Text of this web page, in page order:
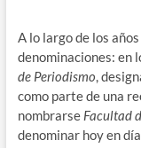
A lo largo de los
denominaciones: en
de Periodismo,
como parte de una
nombrarse Facultad
denominar hoy en